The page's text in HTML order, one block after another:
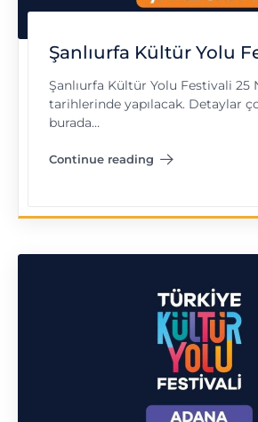
Şanlıurfa Kültür Yolu
Şanlıurfa Kültür Yolu Festivali 25
tarihlerinde yapılacak. Detaylar
burada…
Continue reading
"Şanlıurfa Kültür Yolu Festivali"